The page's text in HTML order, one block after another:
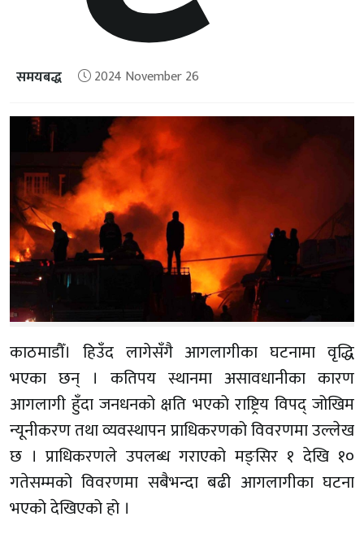
समयबद्ध 2024 November 26
काठमाडौँ। हिउँद लागेसँगै आगलागीका घटनामा वृद्धि
भएका छन् । कतिपय स्थानमा असावधानीका कारण
आगलागी हुँदा जनधनको क्षति भएको राष्ट्रिय विपद् जोखिम
न्यूनीकरण तथा व्यवस्थापन प्राधिकरणको विवरणमा उल्लेख
छ । प्राधिकरणले उपलब्ध गराएको मङ्सिर १ देखि १०
गतेसम्मको विवरणमा सबैभन्दा बढी आगलागीका घटना
भएको देखिएको हो ।